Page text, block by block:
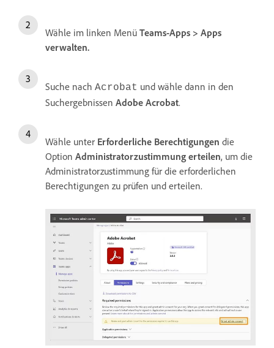
Wähle im linken Menü Teams-Apps > Apps
verwalten.
Suche nach Acrobat und wähle dann in den
Suchergebnissen Adobe Acrobat.
Wähle unter Erforderliche Berechtigungen die
Option Administratorzustimmung erteilen, um die
Administratorzustimmung für die erforderlichen
Berechtigungen zu prüfen und erteilen.